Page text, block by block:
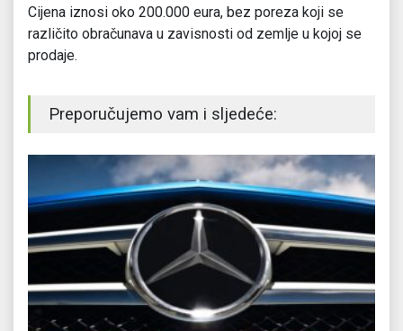
Cijena iznosi oko 200.000 eura, bez poreza koji se
različito obračunava u zavisnosti od zemlje u kojoj se
prodaje.
Preporučujemo vam i sljedeće: